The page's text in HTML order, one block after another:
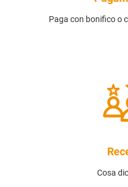
Paga con bonifico o
Cosa